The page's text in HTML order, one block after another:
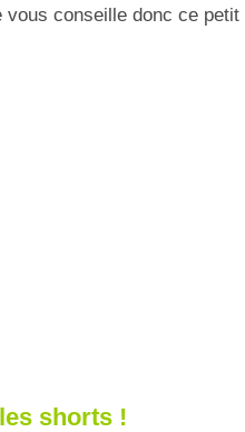
vous conseille donc ce
shorts !